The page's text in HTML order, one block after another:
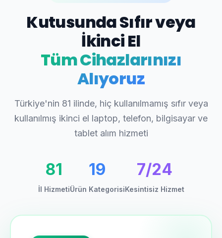
Kutusunda Sıfır veya
İkinci El
Tüm Cihazlarınızı
Alıyoruz
Türkiye'nin 81 ilinde, hiç kullanılmamış sıfır veya
kullanılmış ikinci el laptop, telefon, bilgisayar ve
tablet alım hizmeti
81
İl Hizmeti
19
Ürün Kategorisi
7/24
Kesintisiz Hizmet